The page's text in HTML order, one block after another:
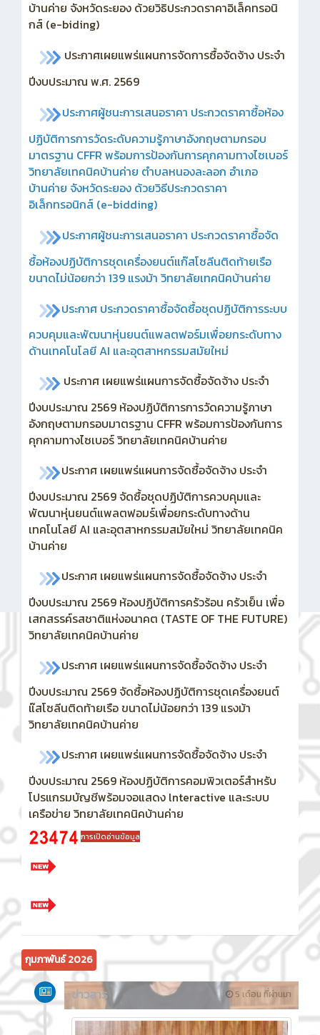
บ้านค่าย จังหวัดระยอง ด้วยวิธิประกวดราคาอิเล็คทรอนิ
กส์ (e-biding)
ประกาศเผยแพร่แผนการจัดการซื้อจัดจ้าง ประจำ
ปีงบประมาณ พ.ศ. 2569
ประกาศผู้ชนะการเสนอราคา ประกวดราคาซื้อห้อง
ปฏิบัติการการวัดระดับความรู้ภาษาอังกฤษตามกรอบ
มาตรฐาน CFFR พร้อมการป้องกันการคุกคามทางไซเบอร์
วิทยาลัยเทคนิคบ้านค่าย ตำบลหนองละลอก อำเภอ
บ้านค่าย จังหวัดระยอง ด้วยวิธีประกวดราคา
อิเล็กทรอนิกส์ (e-bidding)
ประกาศผู้ชนะการเสนอราคา ประกวดราคาซื้อจัด
ซื้อห้องปฏิบัติการชุดเครื่องยนต์แก๊สโซลีนติดท้ายเรือ
ขนาดไม่น้อยกว่า 139 แรงม้า วิทยาลัยเทคนิคบ้านค่าย
ประกาศ ประกวดราคาซื้อจัดซื้อชุดปฏิบัติการระบบ
ควบคุมและพัฒนาหุ่นยนต์แพลตฟอร์มเพื่อยกระดับทาง
ด้านเทคโนโลยี AI และอุตสาหกรรมสมัยใหม่
ประกาศ เผยแพร่แผนการจัดซื้อจัดจ้าง ประจำ
ปีงบประมาณ 2569 ห้องปฏิบัติการการวัดความรู้ภาษา
อังกฤษตามกรอบมาตรฐาน CFFR พร้อมการป้องกันการ
คุกคามทางไซเบอร์ วิทยาลัยเทคนิคบ้านค่าย
ประกาศ เผยแพร่แผนการจัดซื้อจัดจ้าง ประจำ
ปีงบประมาณ 2569จัดซื้อชุดปฏิบัติการควบคุมและ
พัฒนาหุ่นยนต์แพลตฟอมร์เพื่อยกระดับทางด้าน
เทคโนโลยี AI และอุตสาหกรรมสมัยใหม่ วิทยาลัยเทคนิค
บ้านค่าย
ประกาศ เผยแพร่แผนการจัดซื้อจัดจ้าง ประจำ
ปีงบประมาณ 2569 ห้องปฏิบัติการครัวร้อน ครัวเย็น เพื่อ
เสกสรรค์รสชาติแห่งอนาคต (TASTE OF THE FUTURE)
วิทยาลัยเทคนิคบ้านค่าย
ประกาศ เผยแพร่แผนการจัดซื้อจัดจ้าง ประจำ
ปีงบประมาณ 2569จัดซื้อห้องปฏิบัติการชุดเครื่องยนต์
แ๊สโซลีนติดท้ายเรือ ขนาดไม่น้อยกว่า 139 แรงม้า
วิทยาลัยเทคนิคบ้านค่าย
ประกาศ เผยแพร่แผนการจัดซื้อจัดจ้าง ประจำ
ปีงบประมาณ 2569 ห้องปฏิบัติการคอมพิวเตอร์สำหรับ
โปรแกรมบัญชีพร้อมจอแสดง lnteractive และระบบ
เครือข่าย วิทยาลัยเทคนิคบ้านค่าย
การเปิดอ่านข้อมูล
กุมภาพันธ์ 2026
5 เดือน ที่ผ่านมา
ข่าวสาร